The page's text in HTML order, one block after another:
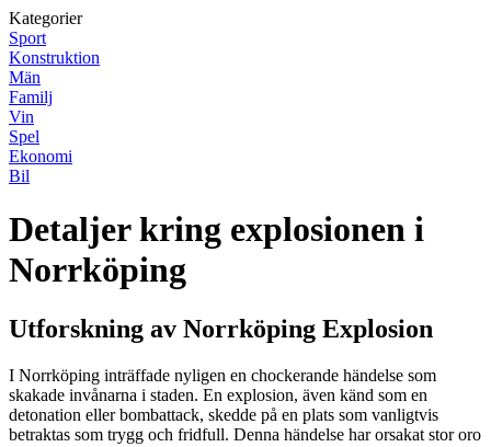
Kategorier
Sport
Konstruktion
Män
Familj
Vin
Spel
Ekonomi
Bil
Detaljer kring explosionen i
Norrköping
Utforskning av Norrköping Explosion
I Norrköping inträffade nyligen en chockerande händelse som
skakade invånarna i staden. En explosion, även känd som en
detonation eller bombattack, skedde på en plats som vanligtvis
betraktas som trygg och fridfull. Denna händelse har orsakat stor oro